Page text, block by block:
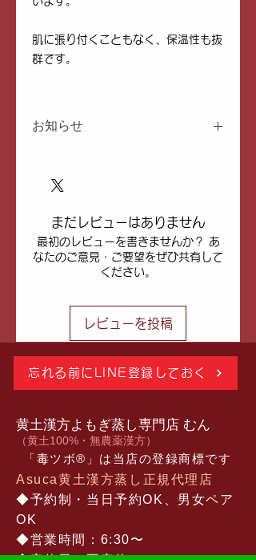
肌に張り付くこともなく、保温性も抜
群です。
お知らせ
用梱包材・簡易包装での発送にな
沖縄および離島エリアへの発送
は、配送手数料の追加をさせてい
ただきます。全国一律配送料＋配
送手数料：1梱包あたり1,000円
デザイン変更がよくあります。掲
載されているパッケージと届く商
品のパッケージが異なる場合があ
ハーブ・オイル・タイパンツなど
気軽にお問い合わせください。
まだレビューはありません
最初のレビューを書きませんか？ あ
なたのご意見・ご要望をぜひ共有して
ください。
レビューを投稿
忘れる前にLINE登録しておく
黄土漢方よもぎ蒸し専門店 むん
​（黄土100%・無農薬漢方）
Asuca黄土漢方蒸し正規代理店
◆予約制・当日予約OK、男女ペア
OK​
◆営業時間：6:30〜
「毒ツボ®︎」は当店の登録商標です